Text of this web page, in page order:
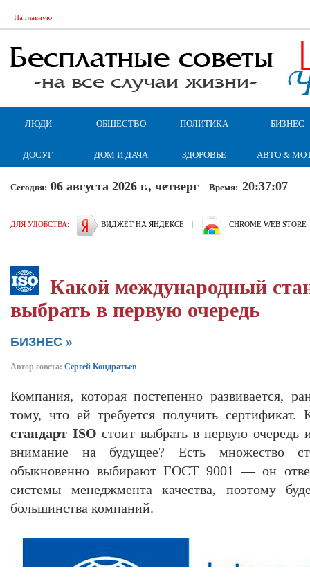
На главную
ЛЮДИ ОБЩЕСТВО ПОЛИТИКА БИЗНЕС
ДОСУГ ДОМ И ДАЧА ЗДОРОВЬЕ АВТО &
Сегодня: 06 августа 2026 г., четверг Время: 20:37:08
ДЛЯ УДОБСТВА: ВИДЖЕТ НА ЯНДЕКСЕ | CHROME WEB STORE
Какой международный
выбрать в первую очередь
БИЗНЕС »
Автор совета: Сергей Кондратьев
Компания, которая постепенно развивается,
тому, что ей требуется получить
стандарт ISO стоит выбрать в первую очередь
внимание на будущее? Есть множество
обыкновенно выбирают ГОСТ 9001 — он
системы менеджмента качества, поэтому
большинства компаний.